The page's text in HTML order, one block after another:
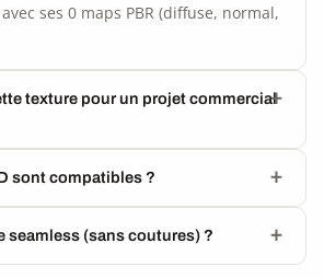
ses 0 maps PBR (diffuse, normal,
texture pour un projet commercial
sont compatibles ?
seamless (sans coutures) ?